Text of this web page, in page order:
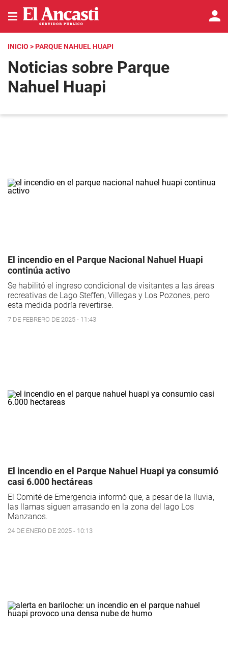
INICIO > PARQUE NAHUEL HUAPI
Noticias sobre Parque
Nahuel Huapi
El incendio en el Parque Nacional Nahuel Huapi
continúa activo
Se habilitó el ingreso condicional de visitantes a las áreas
recreativas de Lago Steffen, Villegas y Los Pozones, pero
esta medida podría revertirse.
7 DE FEBRERO DE 2025 - 11:43
El incendio en el Parque Nahuel Huapi ya consumió
casi 6.000 hectáreas
El Comité de Emergencia informó que, a pesar de la lluvia,
las llamas siguen arrasando en la zona del lago Los
Manzanos.
24 DE ENERO DE 2025 - 10:13